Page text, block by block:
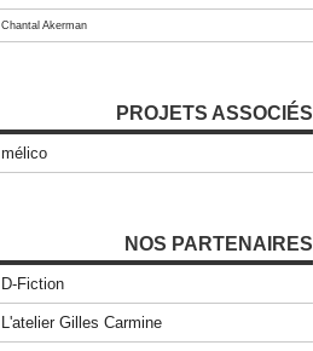
Chantal Akerman
PROJETS ASSOCIÉS
mélico
NOS PARTENAIRES
D-Fiction
L'atelier Gilles Carmine